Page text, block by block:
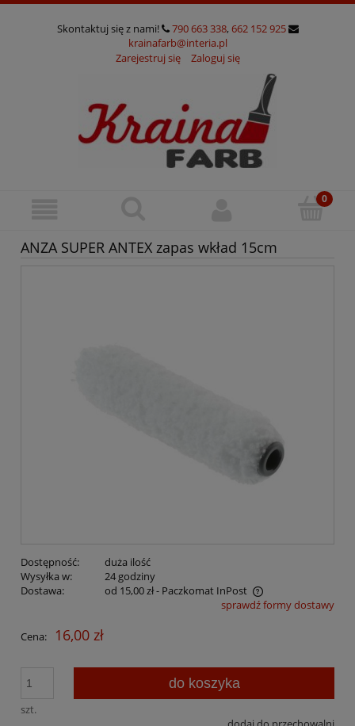
Skontaktuj się z nami! 790 663 338, 662 152 925
krainafarb@interia.pl
Zarejestruj się
Zaloguj się
ANZA SUPER ANTEX zapas wkład 15cm
Dostępność:
duża ilość
Wysyłka w:
24 godziny
Dostawa:
od 15,00 zł- Paczkomat InPost
Cena nie zawiera ewentualnych kosztów płatnościsprawdź formy dostawy
Cena: 16,00 zł
szt.
do koszyka